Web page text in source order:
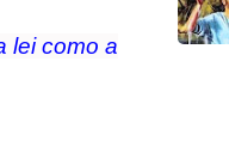
lei como a